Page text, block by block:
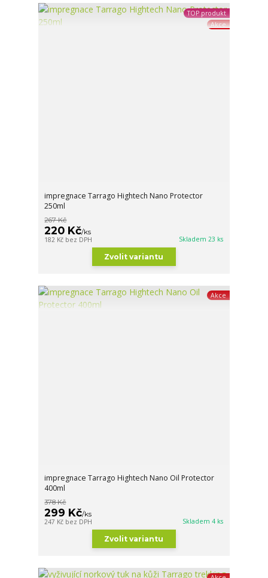
TOP produkt
Akce
impregnace Tarrago Hightech Nano Protector
250ml
267 Kč
220 Kč/ks
182 Kč bez DPH Skladem 23 ks
Zvolit variantu
Akce
impregnace Tarrago Hightech Nano Oil Protector
400ml
378 Kč
299 Kč/ks
247 Kč bez DPH Skladem 4 ks
Zvolit variantu